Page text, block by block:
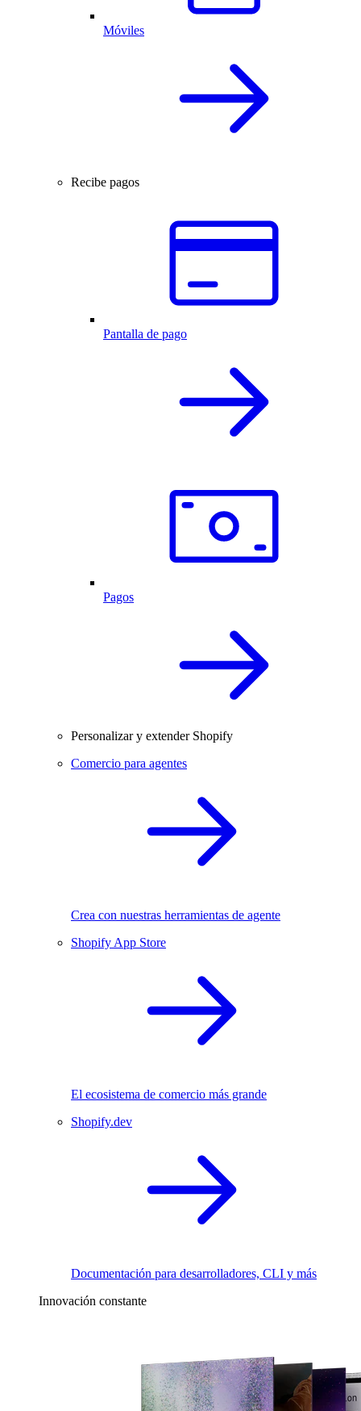
Móviles
Recibe pagos
Pantalla de pago
Pagos
Personalizar y extender Shopify
Comercio para agentes
Crea con nuestras herramientas de agente
Shopify App Store
El ecosistema de comercio más grande
Shopify.dev
Documentación para desarrolladores, CLI y más
Innovación constante